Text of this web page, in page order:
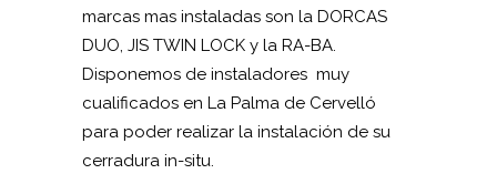
marcas mas instaladas son la DORCAS
DUO, JIS TWIN LOCK y la RA-BA.
Disponemos de instaladores muy
cualificados en La Palma de Cervelló
para poder realizar la instalación de su
cerradura in-situ.